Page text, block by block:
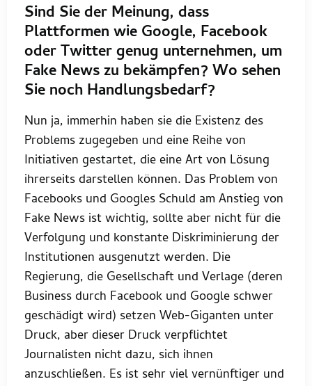
Sind Sie der Meinung, dass
Plattformen wie Google, Facebook
oder Twitter genug unternehmen, um
Fake News zu bekämpfen? Wo sehen
Sie noch Handlungsbedarf?
Nun ja, immerhin haben sie die Existenz des
Problems zugegeben und eine Reihe von
Initiativen gestartet, die eine Art von Lösung
ihrerseits darstellen können. Das Problem von
Facebooks und Googles Schuld am Anstieg von
Fake News ist wichtig, sollte aber nicht für die
Verfolgung und konstante Diskriminierung der
Institutionen ausgenutzt werden. Die
Regierung, die Gesellschaft und Verlage (deren
Business durch Facebook und Google schwer
geschädigt wird) setzen Web-Giganten unter
Druck, aber dieser Druck verpflichtet
Journalisten nicht dazu, sich ihnen
anzuschließen. Es ist sehr viel vernünftiger und